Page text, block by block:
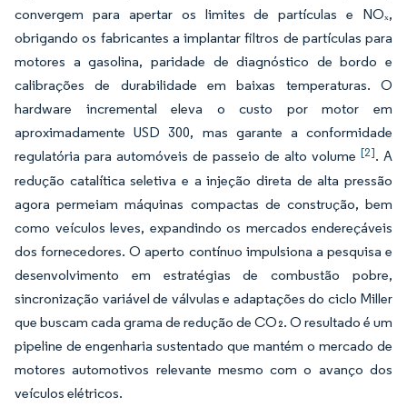
convergem para apertar os limites de partículas e NOₓ,
obrigando os fabricantes a implantar filtros de partículas para
motores a gasolina, paridade de diagnóstico de bordo e
calibrações de durabilidade em baixas temperaturas. O
hardware incremental eleva o custo por motor em
aproximadamente USD 300, mas garante a conformidade
regulatória para automóveis de passeio de alto volume [2]. A
redução catalítica seletiva e a injeção direta de alta pressão
agora permeiam máquinas compactas de construção, bem
como veículos leves, expandindo os mercados endereçáveis
dos fornecedores. O aperto contínuo impulsiona a pesquisa e
desenvolvimento em estratégias de combustão pobre,
sincronização variável de válvulas e adaptações do ciclo Miller
que buscam cada grama de redução de CO₂. O resultado é um
pipeline de engenharia sustentado que mantém o mercado de
motores automotivos relevante mesmo com o avanço dos
veículos elétricos.